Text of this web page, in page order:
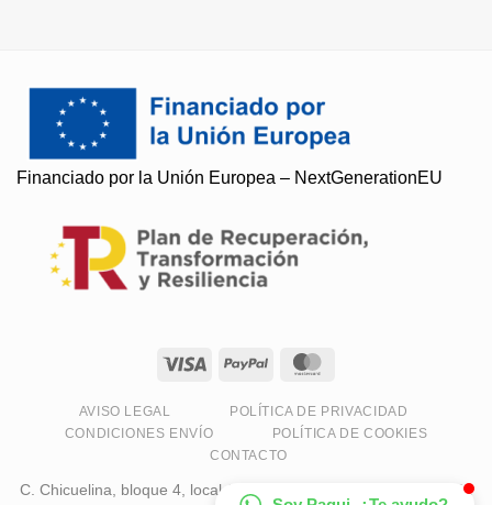
Financiado por la Unión Europea – NextGenerationEU
AVISO LEGAL
POLÍTICA DE PRIVACIDAD
CONDICIONES ENVÍO
POLÍTICA DE COOKIES
CONTACTO
C. Chicuelina, bloque 4, local 11, 18230 Atarfe, Granada, España
Resuelvo todas tus preguntas